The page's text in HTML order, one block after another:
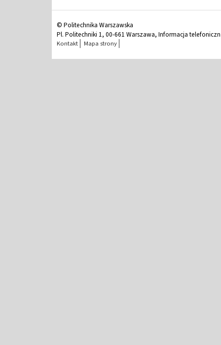
© Politechnika Warszawska
Pl. Politechniki 1, 00-661 Warszawa, Informacja
Kontakt Mapa strony